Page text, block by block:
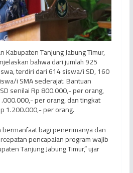
Kabupaten Tanjung Jabung Timur,
bahwa dari jumlah 925
terdiri dari 614 siswa/i SD, 160
i SMA sederajat. Bantuan
senilai Rp 800.000,- per orang,
per orang, dan tingkat
1.200.000,- per orang.
bagi penerimanya dan
pencapaian program wajib
Tanjung Jabung Timur,” ujar